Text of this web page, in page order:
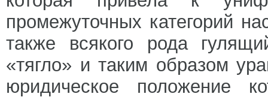
промежуточных категорий
также всякого рода
«тягло» и таким образом
юридическое положение